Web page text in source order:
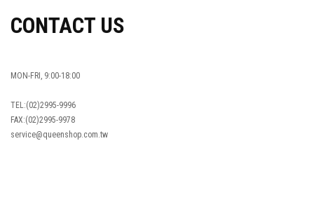
CONTACT US
MON-FRI, 9:00-18:00
TEL:(02)2995-9996
FAX:(02)2995-9978
service@queenshop.com.tw